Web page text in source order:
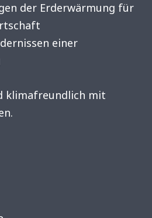
der Erderwärmung für
einer
klimafreundlich mit